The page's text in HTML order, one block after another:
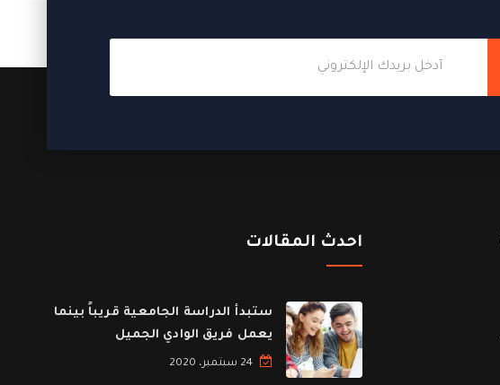
احدث المقالات
ستبدأ الدراسة الجامعية قريباً بينما
يعمل فريق الوادي الجميل